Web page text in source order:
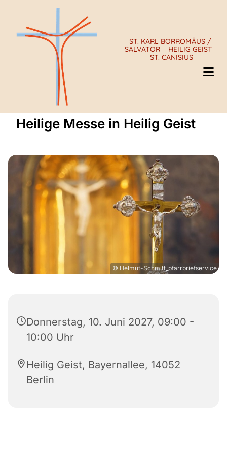
ST. KARL BORROMÄUS /
SALVATOR
HEILIG GEIST
ST. CANISIUS
Heilige Messe in Heilig Geist
© Helmut-Schmitt_pfarrbriefservice
Donnerstag, 10. Juni 2027, 09:00 -
10:00 Uhr
Heilig Geist, Bayernallee, 14052
Berlin